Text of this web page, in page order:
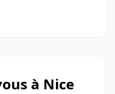
à Nice